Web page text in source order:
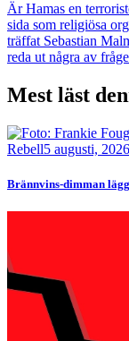
Är Hamas en
sida som religiösa
träffat Sebastian
reda ut några av
Mest läst
Bild
Rebell5 augusti, 2026
Brännvins-dimman